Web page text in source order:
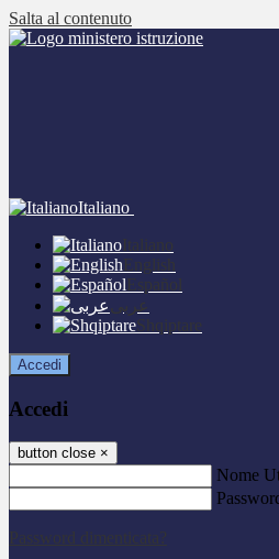
Salta al contenuto
Italiano
Italiano
English
Español
عربى
Shqiptare
Accedi
Accedi
button close ×
Nome
Password dimenticata?